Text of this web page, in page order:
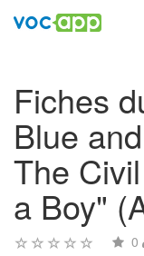
Fiches
Blue
The
a Boy"
0